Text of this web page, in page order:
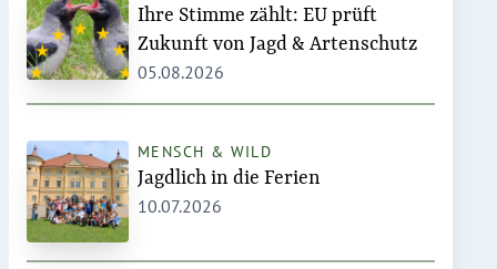
Ihre Stimme zählt: EU prüft
Zukunft von Jagd & Artenschutz
05.08.2026
MENSCH & WILD
Jagdlich in die Ferien
10.07.2026